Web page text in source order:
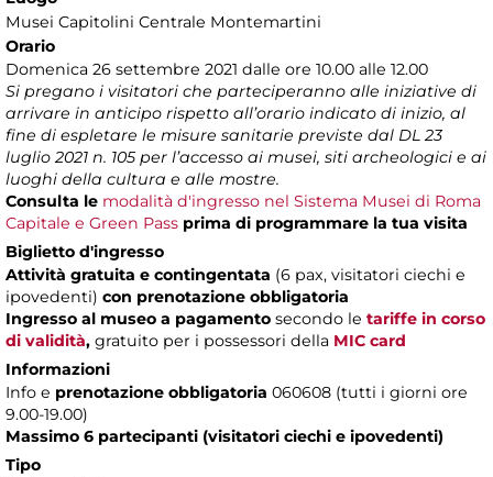
Musei Capitolini Centrale Montemartini
Orario
Domenica 26 settembre 2021 dalle ore 10.00 alle 12.00
Si pregano i visitatori che parteciperanno alle iniziative di
arrivare in anticipo rispetto all’orario indicato di inizio, al
fine di espletare le misure sanitarie previste dal DL 23
luglio 2021 n. 105 per l’accesso ai musei, siti archeologici e ai
luoghi della cultura e alle mostre.
Consulta le modalità d'ingresso nel Sistema Musei di Roma
Capitale e Green Pass prima di programmare la tua visita
Biglietto d'ingresso
Attività gratuita e contingentata (6 pax, visitatori ciechi e
ipovedenti) con prenotazione obbligatoria
Ingresso al museo a pagamento secondo le tariffe in corso
di validità, gratuito per i possessori della MIC card
Informazioni
Info e prenotazione obbligatoria 060608 (tutti i giorni ore
9.00-19.00)
Massimo 6 partecipanti (visitatori ciechi e ipovedenti)
Tipo